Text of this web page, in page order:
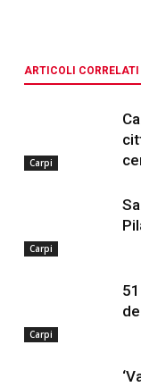
ARTICOLI CORRELATI
Carpi
Carpi
Carpi